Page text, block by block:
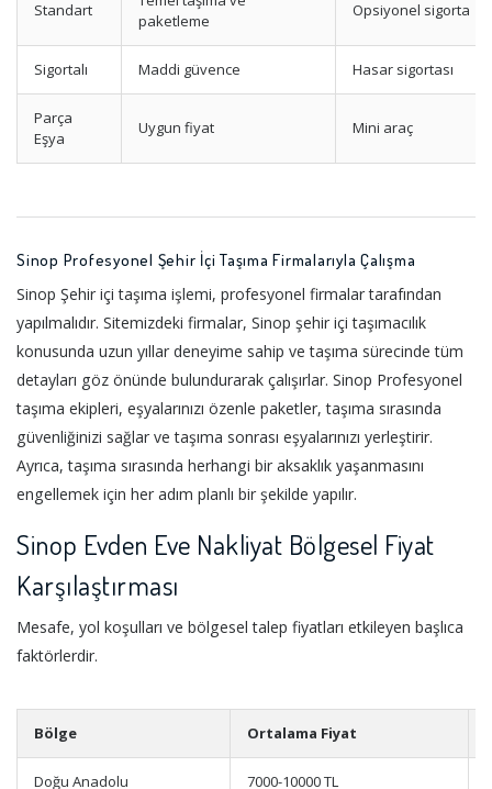
Standart
paketleme
Opsiyonel sigorta
Sigortalı Maddi güvence Hasar sigortası
Parça
Eşya
Uygun fiyat Mini araç
Sinop Profesyonel Şehir İçi Taşıma Firmalarıyla Çalışma
Sinop Şehir içi taşıma işlemi, profesyonel firmalar tarafından
yapılmalıdır. Sitemizdeki firmalar, Sinop şehir içi taşımacılık
konusunda uzun yıllar deneyime sahip ve taşıma sürecinde tüm
detayları göz önünde bulundurarak çalışırlar. Sinop Profesyonel
taşıma ekipleri, eşyalarınızı özenle paketler, taşıma sırasında
güvenliğinizi sağlar ve taşıma sonrası eşyalarınızı yerleştirir.
Ayrıca, taşıma sırasında herhangi bir aksaklık yaşanmasını
engellemek için her adım planlı bir şekilde yapılır.
Sinop Evden Eve Nakliyat Bölgesel Fiyat
Karşılaştırması
Mesafe, yol koşulları ve bölgesel talep fiyatları etkileyen başlıca
faktörlerdir.
Bölge Ortalama Fiyat
Doğu Anadolu 7000-10000 TL